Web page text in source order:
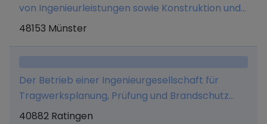
von Ingenieurleistungen sowie Konstruktion und
Entwicklung von Technologien zur regenerativen
48153 Münster
Der Betrieb einer Ingenieurgesellschaft für
Tragwerksplanung, Prüfung und Brandschutz
sowie weitere Ingenieurleistungen.
40882 Ratingen